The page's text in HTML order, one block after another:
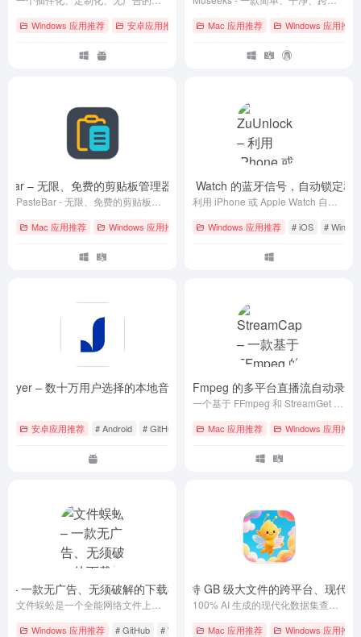
Windows 应用推荐 安卓应用推荐 # GitHub # iOS # Linux
Mac 应用推荐 Windows 应用推荐
– 无限、免费的剪贴板管理器
- v0.7.0
Mac 应用推荐 Windows 应用推荐 # GitHub # macOS # Windows
ZuUnlock – 利用 iPhone 或 Apple Watch 的蓝牙信号，自动锁定和
Windows 应用推荐 # iOS #
– 数十万用户选择的本地音乐播放器- 10.10.0
安卓应用推荐 # Android # GitHub # 下载
StreamCap – 一款基于 FFmpeg 的多平台直播流自动录制
Mac 应用推荐 Windows 应用推荐
– 一款无广告、无须破解的下载神器
- v2.82
Windows 应用推荐 # GitHub # Windows # 下载
Dataset Viewer – 一款支持 GB 级大文件的跨平台、现代
Mac 应用推荐 Windows 应用推荐